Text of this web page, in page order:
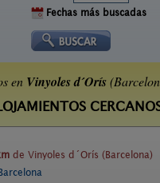
Fechas más buscadas
en Vinyoles d´Orís
de Vinyoles d´Orís (Barcelona)